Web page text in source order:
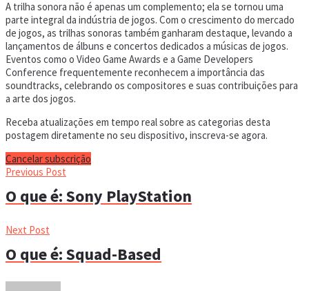
A trilha sonora não é apenas um complemento; ela se tornou uma
parte integral da indústria de jogos. Com o crescimento do mercado
de jogos, as trilhas sonoras também ganharam destaque, levando a
lançamentos de álbuns e concertos dedicados a músicas de jogos.
Eventos como o Video Game Awards e a Game Developers
Conference frequentemente reconhecem a importância das
soundtracks, celebrando os compositores e suas contribuições para
a arte dos jogos.
Receba atualizações em tempo real sobre as categorias desta
postagem diretamente no seu dispositivo, inscreva-se agora.
Cancelar subscrição
Previous Post
O que é: Sony PlayStation
Next Post
O que é: Squad-Based